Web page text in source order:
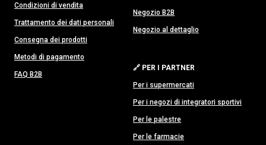
Condizioni di vendita
Trattamento dei dati personali
Consegna dei prodotti
Metodi di pagamento
FAQ B2B
Negozio B2B
Negozio al dettaglio
🔗 PER I PARTNER
Per i supermercati
Per i negozi di integratori sportivi
Per le palestre
Per le farmacie